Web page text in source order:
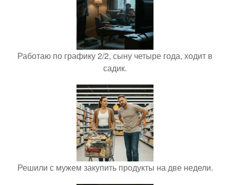
Работаю по графику 2/2, сыну четыре года, ходит в
садик.
Решили с мужем закупить продукты на две недели.